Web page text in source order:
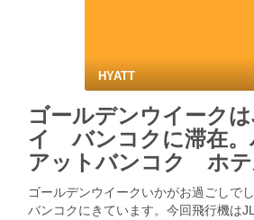
HYATT
ゴールデンウイーク
イ バンコクに滞在。
アットバンコク ホテ
ゴールデンウイークいかがお過ごしで
バンコクにきています。今回飛行機は